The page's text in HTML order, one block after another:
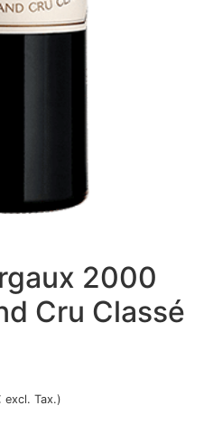
2000
Cru Classé
excl. Tax.)